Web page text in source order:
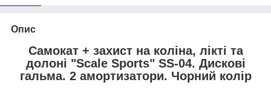
Опис
Самокат + захист на коліна, лікті та
долоні "Scale Sports" SS-04. Дискові
гальма. 2 амортизатори. Чорний колір